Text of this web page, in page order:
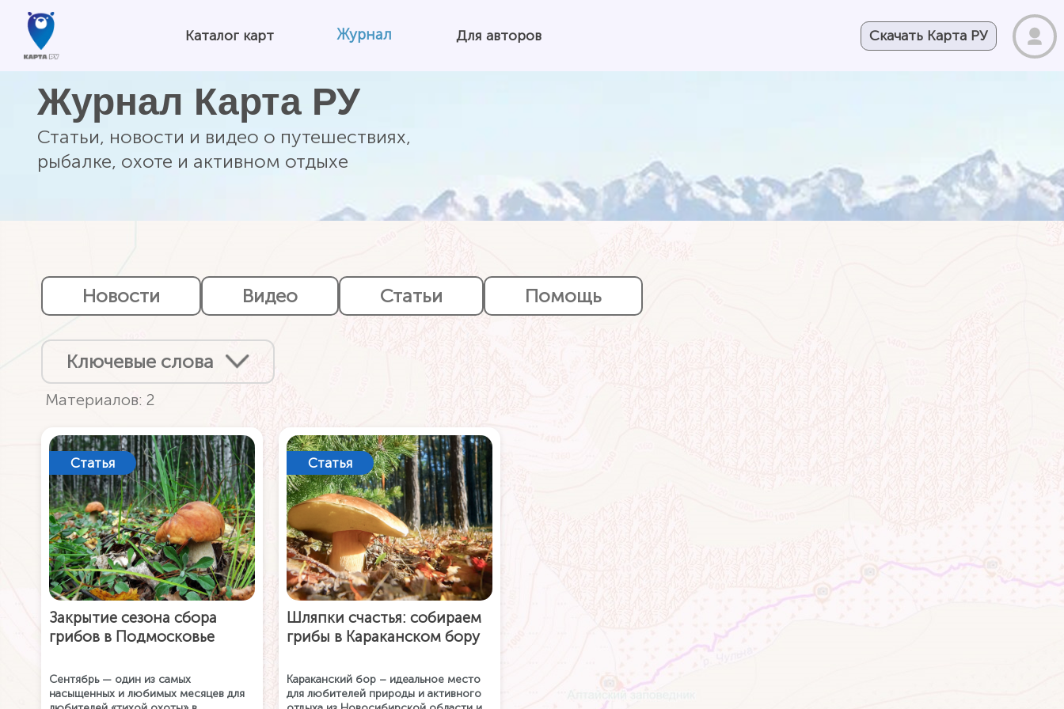
Каталог карт Журнал Для авторов Скачать Карта РУ
Журнал Карта РУ
Статьи, новости и видео о путешествиях,
рыбалке, охоте и активном отдыхе
Новости Видео Статьи Помощь
Ключевые слова
Материалов: 2
Статья
Закрытие сезона сбора
грибов в Подмосковье
Сентябрь — один из самых
насыщенных и любимых месяцев для
Статья
Шляпки счастья: собираем
грибы в Караканском бору
Караканский бор – идеальное место
для любителей природы и активного